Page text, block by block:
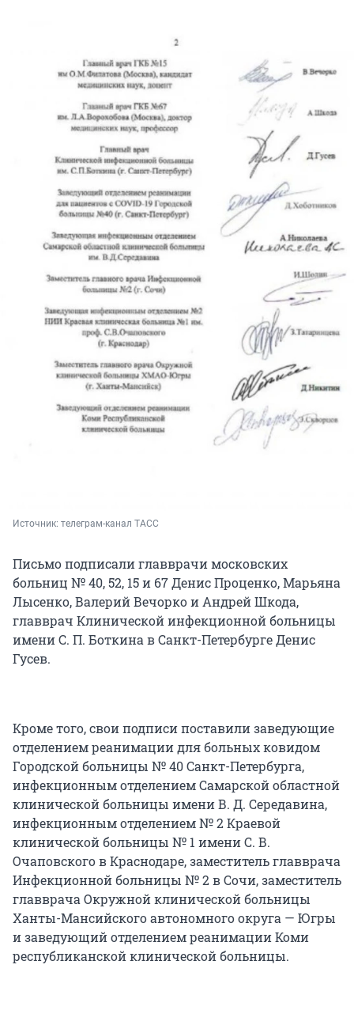
Источник: телеграм-канал ТАСС
Письмо подписали главврачи московских
больниц № 40, 52, 15 и 67 Денис Проценко, Марьяна
Лысенко, Валерий Вечорко и Андрей Шкода,
главврач Клинической инфекционной больницы
имени С. П. Боткина в Санкт-Петербурге Денис
Гусев.
Кроме того, свои подписи поставили заведующие
отделением реанимации для больных ковидом
Городской больницы № 40 Санкт-Петербурга,
инфекционным отделением Самарской областной
клинической больницы имени В. Д. Середавина,
инфекционным отделением № 2 Краевой
клинической больницы № 1 имени С. В.
Очаповского в Краснодаре, заместитель главврача
Инфекционной больницы № 2 в Сочи, заместитель
главврача Окружной клинической больницы
Ханты-Мансийского автономного округа — Югры
и заведующий отделением реанимации Коми
республиканской клинической больницы.